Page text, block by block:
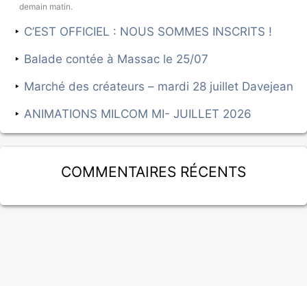
demain matin.
C’EST OFFICIEL : NOUS SOMMES INSCRITS !
Balade contée à Massac le 25/07
Marché des créateurs – mardi 28 juillet Davejean
ANIMATIONS MILCOM MI- JUILLET 2026
Commentaires récents